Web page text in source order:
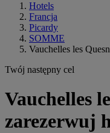
Hotels
Francja
Picardy
SOMME
Vauchelles les
Twój następny cel
Vauchelles
zarezerwuj